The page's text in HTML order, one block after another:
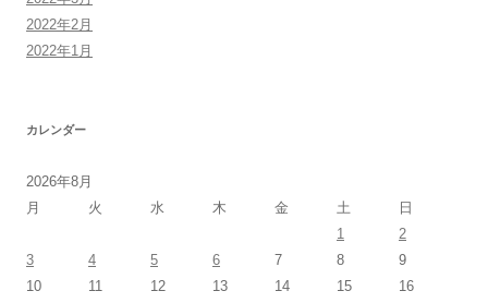
2022年2月
2022年1月
カレンダー
2026年8月
月
火 水 木 金 土
日
1
2
3
4 5 6 7 8
9
10
11 12 13 14 15 16